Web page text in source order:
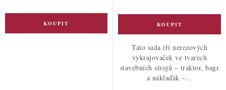
Tato sada tří nerezových
vykrajovaček ve tvarech
stavebních strojů – traktor, bagr
a náklaďák –...